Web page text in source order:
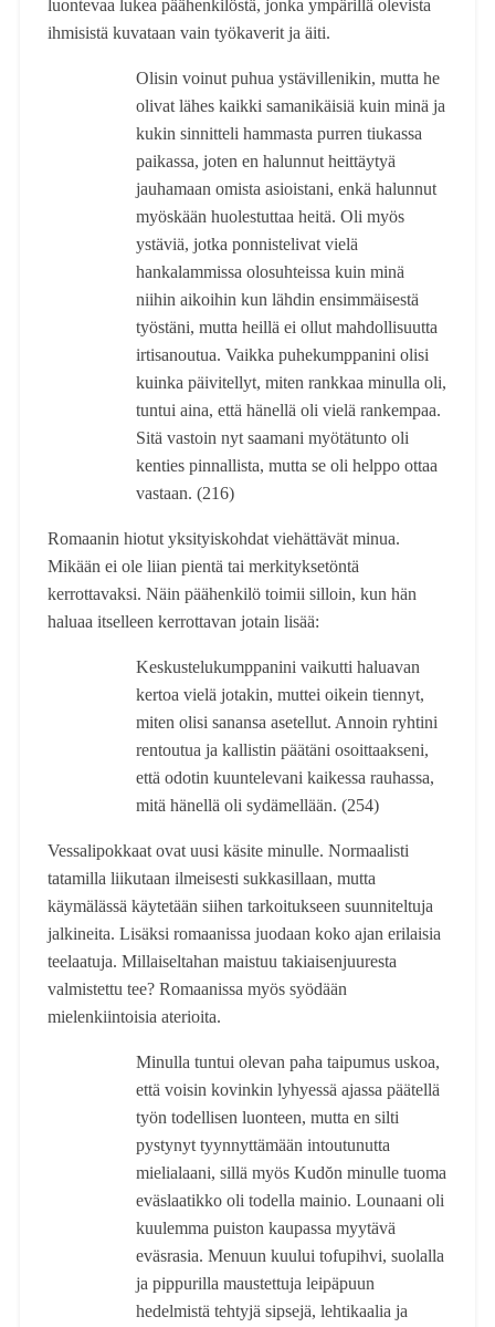
luontevaa lukea päähenkilöstä, jonka ympärillä olevista
ihmisistä kuvataan vain työkaverit ja äiti.
Olisin voinut puhua ystävillenikin, mutta he
olivat lähes kaikki samanikäisiä kuin minä ja
kukin sinnitteli hammasta purren tiukassa
paikassa, joten en halunnut heittäytyä
jauhamaan omista asioistani, enkä halunnut
myöskään huolestuttaa heitä. Oli myös
ystäviä, jotka ponnistelivat vielä
hankalammissa olosuhteissa kuin minä
niihin aikoihin kun lähdin ensimmäisestä
työstäni, mutta heillä ei ollut mahdollisuutta
irtisanoutua. Vaikka puhekumppanini olisi
kuinka päivitellyt, miten rankkaa minulla oli,
tuntui aina, että hänellä oli vielä rankempaa.
Sitä vastoin nyt saamani myötätunto oli
kenties pinnallista, mutta se oli helppo ottaa
vastaan. (216)
Romaanin hiotut yksityiskohdat viehättävät minua.
Mikään ei ole liian pientä tai merkityksetöntä
kerrottavaksi. Näin päähenkilö toimii silloin, kun hän
haluaa itselleen kerrottavan jotain lisää:
Keskustelukumppanini vaikutti haluavan
kertoa vielä jotakin, muttei oikein tiennyt,
miten olisi sanansa asetellut. Annoin ryhtini
rentoutua ja kallistin päätäni osoittaakseni,
että odotin kuuntelevani kaikessa rauhassa,
mitä hänellä oli sydämellään. (254)
Vessalipokkaat ovat uusi käsite minulle. Normaalisti
tatamilla liikutaan ilmeisesti sukkasillaan, mutta
käymälässä käytetään siihen tarkoitukseen suunniteltuja
jalkineita. Lisäksi romaanissa juodaan koko ajan erilaisia
teelaatuja. Millaiseltahan maistuu takiaisenjuuresta
valmistettu tee? Romaanissa myös syödään
mielenkiintoisia aterioita.
Minulla tuntui olevan paha taipumus uskoa,
että voisin kovinkin lyhyessä ajassa päätellä
työn todellisen luonteen, mutta en silti
pystynyt tyynnyttämään intoutunutta
mielialaani, sillä myös Kudŏn minulle tuoma
eväslaatikko oli todella mainio. Lounaani oli
kuulemma puiston kaupassa myytävä
eväsrasia. Menuun kuului tofupihvi, suolalla
ja pippurilla maustettuja leipäpuun
hedelmistä tehtyjä sipsejä, lehtikaalia ja